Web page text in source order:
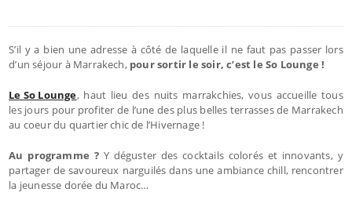
S’il y a bien une adresse à côté de laquelle il ne faut pas passer lors
d’un séjour à Marrakech, pour sortir le soir, c’est le So Lounge !
Le So Lounge, haut lieu des nuits marrakchies, vous accueille tous
les jours pour profiter de l’une des plus belles terrasses de Marrakech
au coeur du quartier chic de l’Hivernage !
Au programme ? Y déguster des cocktails colorés et innovants, y
partager de savoureux narguilés dans une ambiance chill, rencontrer
la jeunesse dorée du Maroc…